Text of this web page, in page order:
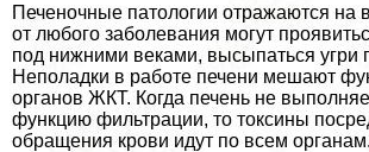
Печеночные патологии отражаются на
от любого заболевания могут
под нижними веками, высыпаться угри
Неполадки в работе печени мешают
органов ЖКТ. Когда печень не
функцию фильтрации, то токсины
обращения крови идут по всем органам.